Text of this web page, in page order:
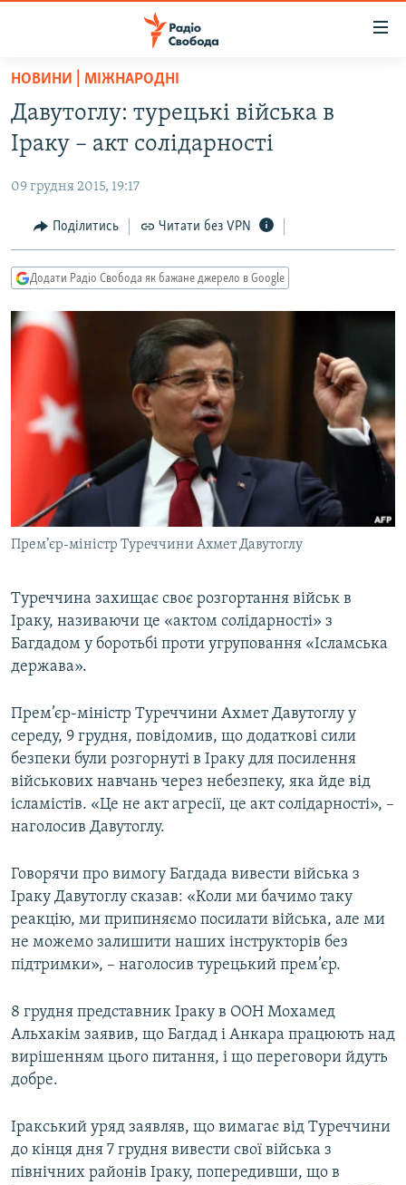
Перейти
основного
матеріалу
Перейти
до
навігації
Перейти
до
ВСЕ ЗА ДОБУ
СТАТТІ
ПОЛІТИКА
ЕКОНОМІКА
КУЛЬТУРА
СПОРТ
УКРАЇНА
СВІТ
ВІЙНА
РОСІЙСЬКА «ФІЛЬТРАЦІЯ»
КРИМ.РЕАЛІЇ
ТИ ЯК?
СХЕМИ
КИТАЙ.ВИКЛИКИ
МУЛЬТИМЕДІА
ФОТО
СПЕЦПРОЄКТИ
ПОДКАСТИ
РУС
УКР
КТАТ
ДОЛУЧАЙСЯ!
Усі сайти RFE/RL
НОВИНИ | МІЖНАРОДНІ
Давутоглу: турецькі війська в
Іраку – акт солідарності
09 грудня 2015, 19:17
Поділитись Читати без VPN
Додати Радіо Свобода як бажане джерело в Google
Прем’єр-міністр Туреччини Ахмет Давутоглу
Туреччина захищає своє розгортання військ в
Іраку, називаючи це «актом солідарності» з
Багдадом у боротьбі проти угруповання «Ісламська
держава».
Прем’єр-міністр Туреччини Ахмет Давутоглу у
середу, 9 грудня, повідомив, що додаткові сили
безпеки були розгорнуті в Іраку для посилення
військових навчань через небезпеку, яка йде від
ісламістів. «Це не акт агресії, це акт солідарності», –
наголосив Давутоглу.
Говорячи про вимогу Багдада вивести війська з
Іраку Давутоглу сказав: «Коли ми бачимо таку
реакцію, ми припиняємо посилати війська, але ми
не можемо залишити наших інструкторів без
підтримки», – наголосив турецький прем’єр.
8 грудня представник Іраку в ООН Мохамед
Альхакім заявив, що Багдад і Анкара працюють над
вирішенням цього питання, і що переговори йдуть
добре.
Іракський уряд заявляв, що вимагає від Туреччини
до кінця дня 7 грудня вивести свої війська з
північних районів Іраку, попередивши, що в